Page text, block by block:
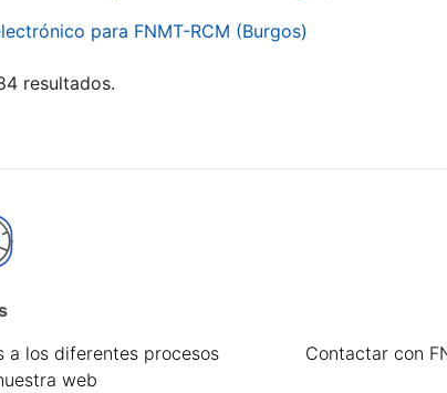
para FNMT-RCM (Burgos)
resultados.
a los diferentes procesos
web
Contactar con